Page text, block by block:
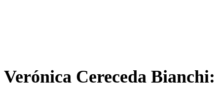
Verónica Cereceda Bianchi: